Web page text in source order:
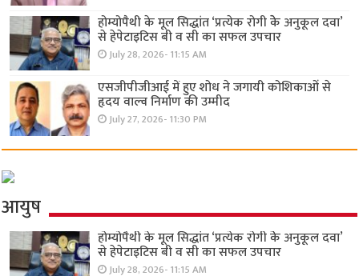
होम्योपैथी के मूल सिद्धांत ‘प्रत्येक रोगी केे अनुकूल दवा’
से हेपेटाइटिस बी व सी का सफल उपचार
July 28, 2026- 11:15 AM
एसजीपीजीआई में हुए शोध ने जगायी कोशिकाओं से
हृदय वाल्व निर्माण की उम्मीद
July 27, 2026- 11:30 PM
आयुष
होम्योपैथी के मूल सिद्धांत ‘प्रत्येक रोगी केे अनुकूल दवा’
से हेपेटाइटिस बी व सी का सफल उपचार
July 28, 2026- 11:15 AM